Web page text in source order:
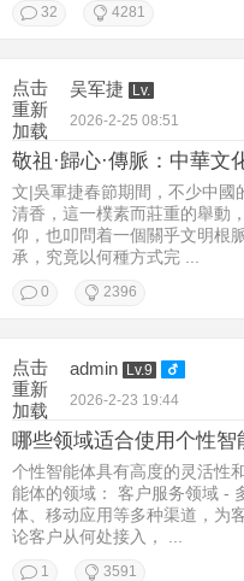
32 4281
点击
重新
加载
吴军捷 Lv.
2026-2-25 08:51
敬祖·歸心·傳脈：中華文
文|吳軍捷春節期間，不少中國
清香，這一樸素而莊重的舉動
仰，也叩問着一個關乎文明根
承，究竟以何種方式完 ...
0 2396
点击
重新
加载
admin Lv.9
2026-2-23 19:44
哪些领域适合使用个性智
个性智能体具有高度的灵活性
能体的领域： 客户服务领域 -
体、移动应用等多种渠道，为
论客户从何处接入， ...
1 3591